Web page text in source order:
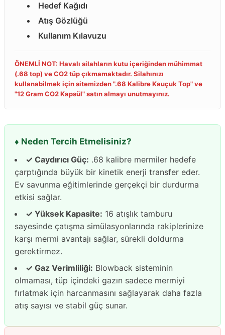
Hedef Kağıdı
Atış Gözlüğü
Kullanım Kılavuzu
ÖNEMLİ NOT: Havalı silahların kutu içeriğinden mühimmat
(.68 top) ve CO2 tüp çıkmamaktadır. Silahınızı
kullanabilmek için sitemizden ".68 Kalibre Kauçuk Top" ve
"12 Gram CO2 Kapsül" satın almayı unutmayınız.
♦️ Neden Tercih Etmelisiniz?
✓ Caydırıcı Güç: .68 kalibre mermiler hedefe
çarptığında büyük bir kinetik enerji transfer eder.
Ev savunma eğitimlerinde gerçekçi bir durdurma
etkisi sağlar.
✓ Yüksek Kapasite: 16 atışlık tamburu
sayesinde çatışma simülasyonlarında rakiplerinize
karşı mermi avantajı sağlar, sürekli doldurma
gerektirmez.
✓ Gaz Verimliliği: Blowback sisteminin
olmaması, tüp içindeki gazın sadece mermiyi
fırlatmak için harcanmasını sağlayarak daha fazla
atış sayısı ve stabil güç sunar.